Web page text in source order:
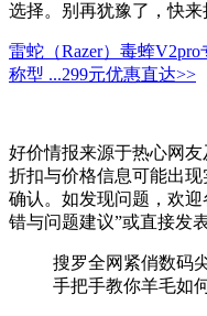
选择。别再犹豫了，快来
雷蛇（Razer）毒蝰
称型 ...299元优惠直达>>
好价情报来源于热心网
折扣与价格信息可能出
确认。如发现问题，欢迎
错与问题建议”或直接发
搜罗全网紧俏数码
手把手教你羊毛如